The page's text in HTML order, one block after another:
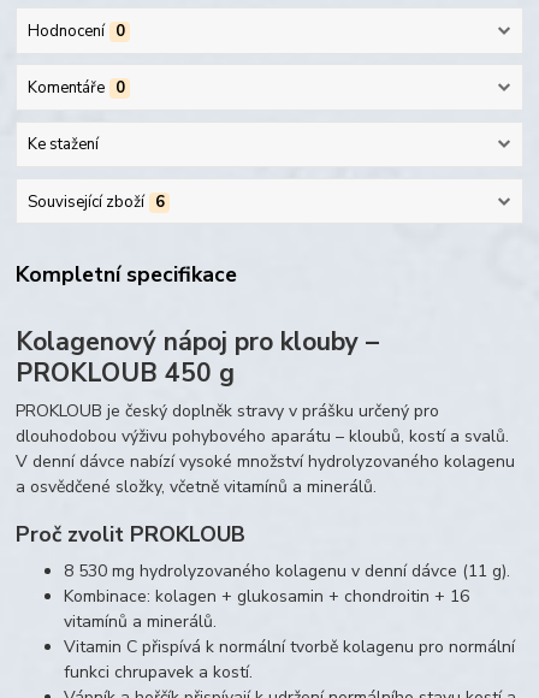
Hodnocení 0
Komentáře 0
Ke stažení
Související zboží 6
Kompletní specifikace
Kolagenový nápoj pro klouby –
PROKLOUB 450 g
PROKLOUB je český doplněk stravy v prášku určený pro
dlouhodobou výživu pohybového aparátu – kloubů, kostí a svalů.
V denní dávce nabízí vysoké množství hydrolyzovaného kolagenu
a osvědčené složky, včetně vitamínů a minerálů.
Proč zvolit PROKLOUB
8 530 mg hydrolyzovaného kolagenu v denní dávce (11 g).
Kombinace: kolagen + glukosamin + chondroitin + 16
vitamínů a minerálů.
Vitamin C přispívá k normální tvorbě kolagenu pro normální
funkci chrupavek a kostí.